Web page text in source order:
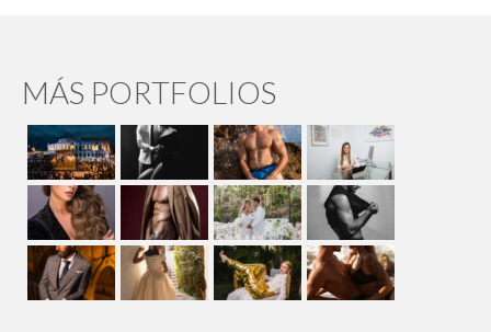
MÁS PORTFOLIOS